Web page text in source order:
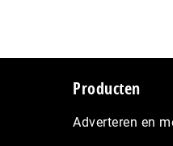
Producten
Adverteren en